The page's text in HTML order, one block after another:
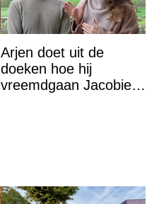
Arjen doet uit de
doeken hoe hij
vreemdgaan Jacobien